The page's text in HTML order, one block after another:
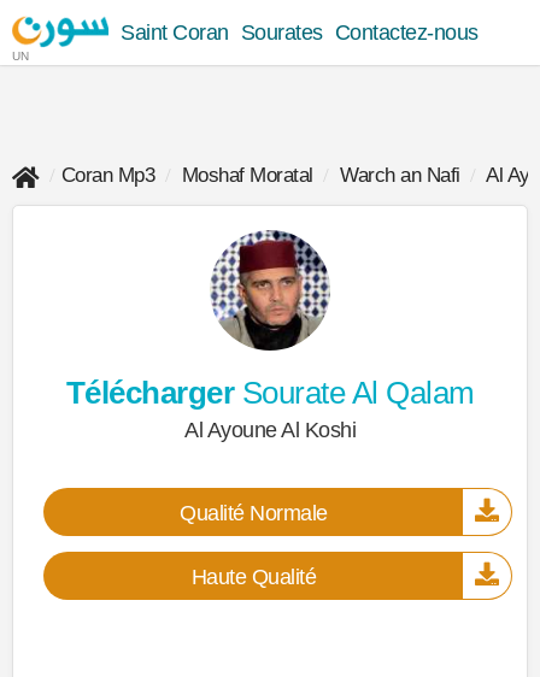
UN
Saint Coran Sourates Contactez-nous
Coran Mp3 Moshaf Moratal Warch an Nafi Al
TéléchargerSourate Al Qalam
Al Ayoune Al Koshi
Qualité Normale
Haute Qualité